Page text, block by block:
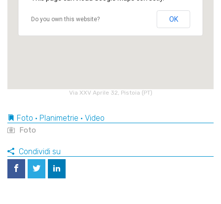
Do you own this website? OK
Via XXV Aprile 32, Pistoia (PT)
Foto • Planimetrie • Video
Foto
Condividi su